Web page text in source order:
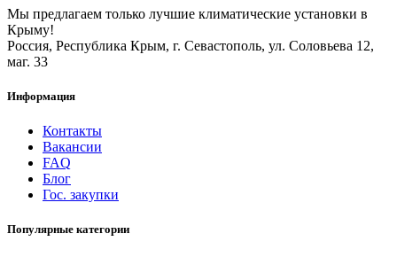
Мы предлагаем только лучшие климатические установки в
Крыму!
Россия, Республика Крым, г. Севастополь, ул. Соловьева 12,
маг. 33
Информация
Контакты
Вакансии
FAQ
Блог
Гос. закупки
Популярные категории